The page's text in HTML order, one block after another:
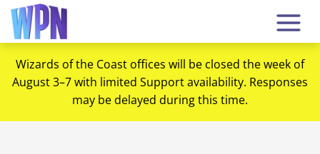
Wizards of the Coast offices will be closed the week of
August 3–7 with limited Support availability. Responses
may be delayed during this time.